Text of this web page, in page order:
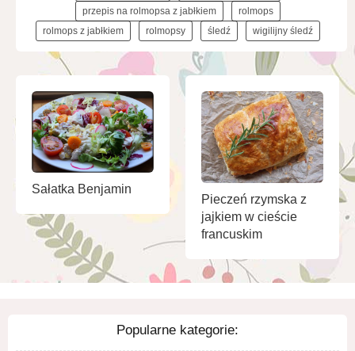
przepis na rolmopsa z jabłkiem
rolmops
rolmops z jabłkiem
rolmopsy śledź wigilijny śledź
Sałatka Benjamin
Pieczeń rzymska z
jajkiem w cieście
francuskim
Popularne kategorie: